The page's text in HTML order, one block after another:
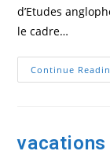
d’Etudes
le cadre…
Continue
vacations